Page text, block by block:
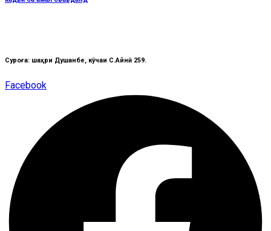
Суроға: шаҳри Душанбе, кӯчаи C.Айнӣ 259.
Facebook